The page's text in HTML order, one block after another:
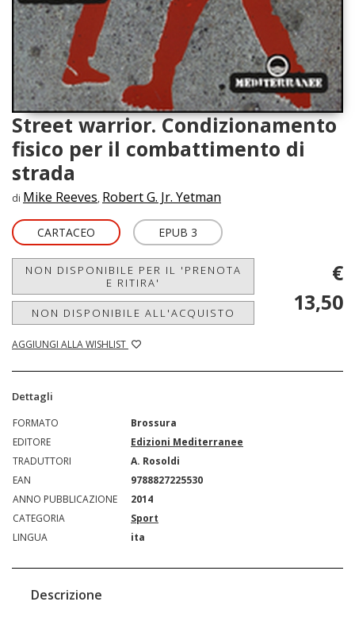
Street warrior. Condizionamento
fisico per il combattimento di
strada
di Mike Reeves, Robert G. Jr. Yetman
CARTACEO EPUB 3
NON DISPONIBILE PER IL 'PRENOTA
E RITIRA'
NON DISPONIBILE ALL'ACQUISTO
AGGIUNGI ALLA WISHLIST
€
13,50
Dettagli
FORMATO
Brossura
EDITORE
Edizioni Mediterranee
TRADUTTORI
A. Rosoldi
EAN
9788827225530
ANNO PUBBLICAZIONE
2014
CATEGORIA
Sport
LINGUA
ita
Descrizione